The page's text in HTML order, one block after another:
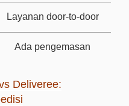
Layanan door-to-door
Ada pengemasan
Deliveree: